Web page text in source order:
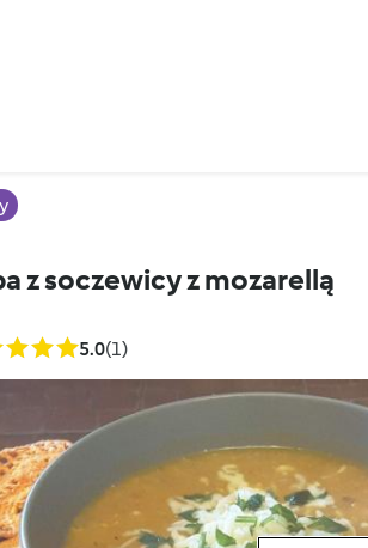
z soczewicy z mozarellą
5.0(1)